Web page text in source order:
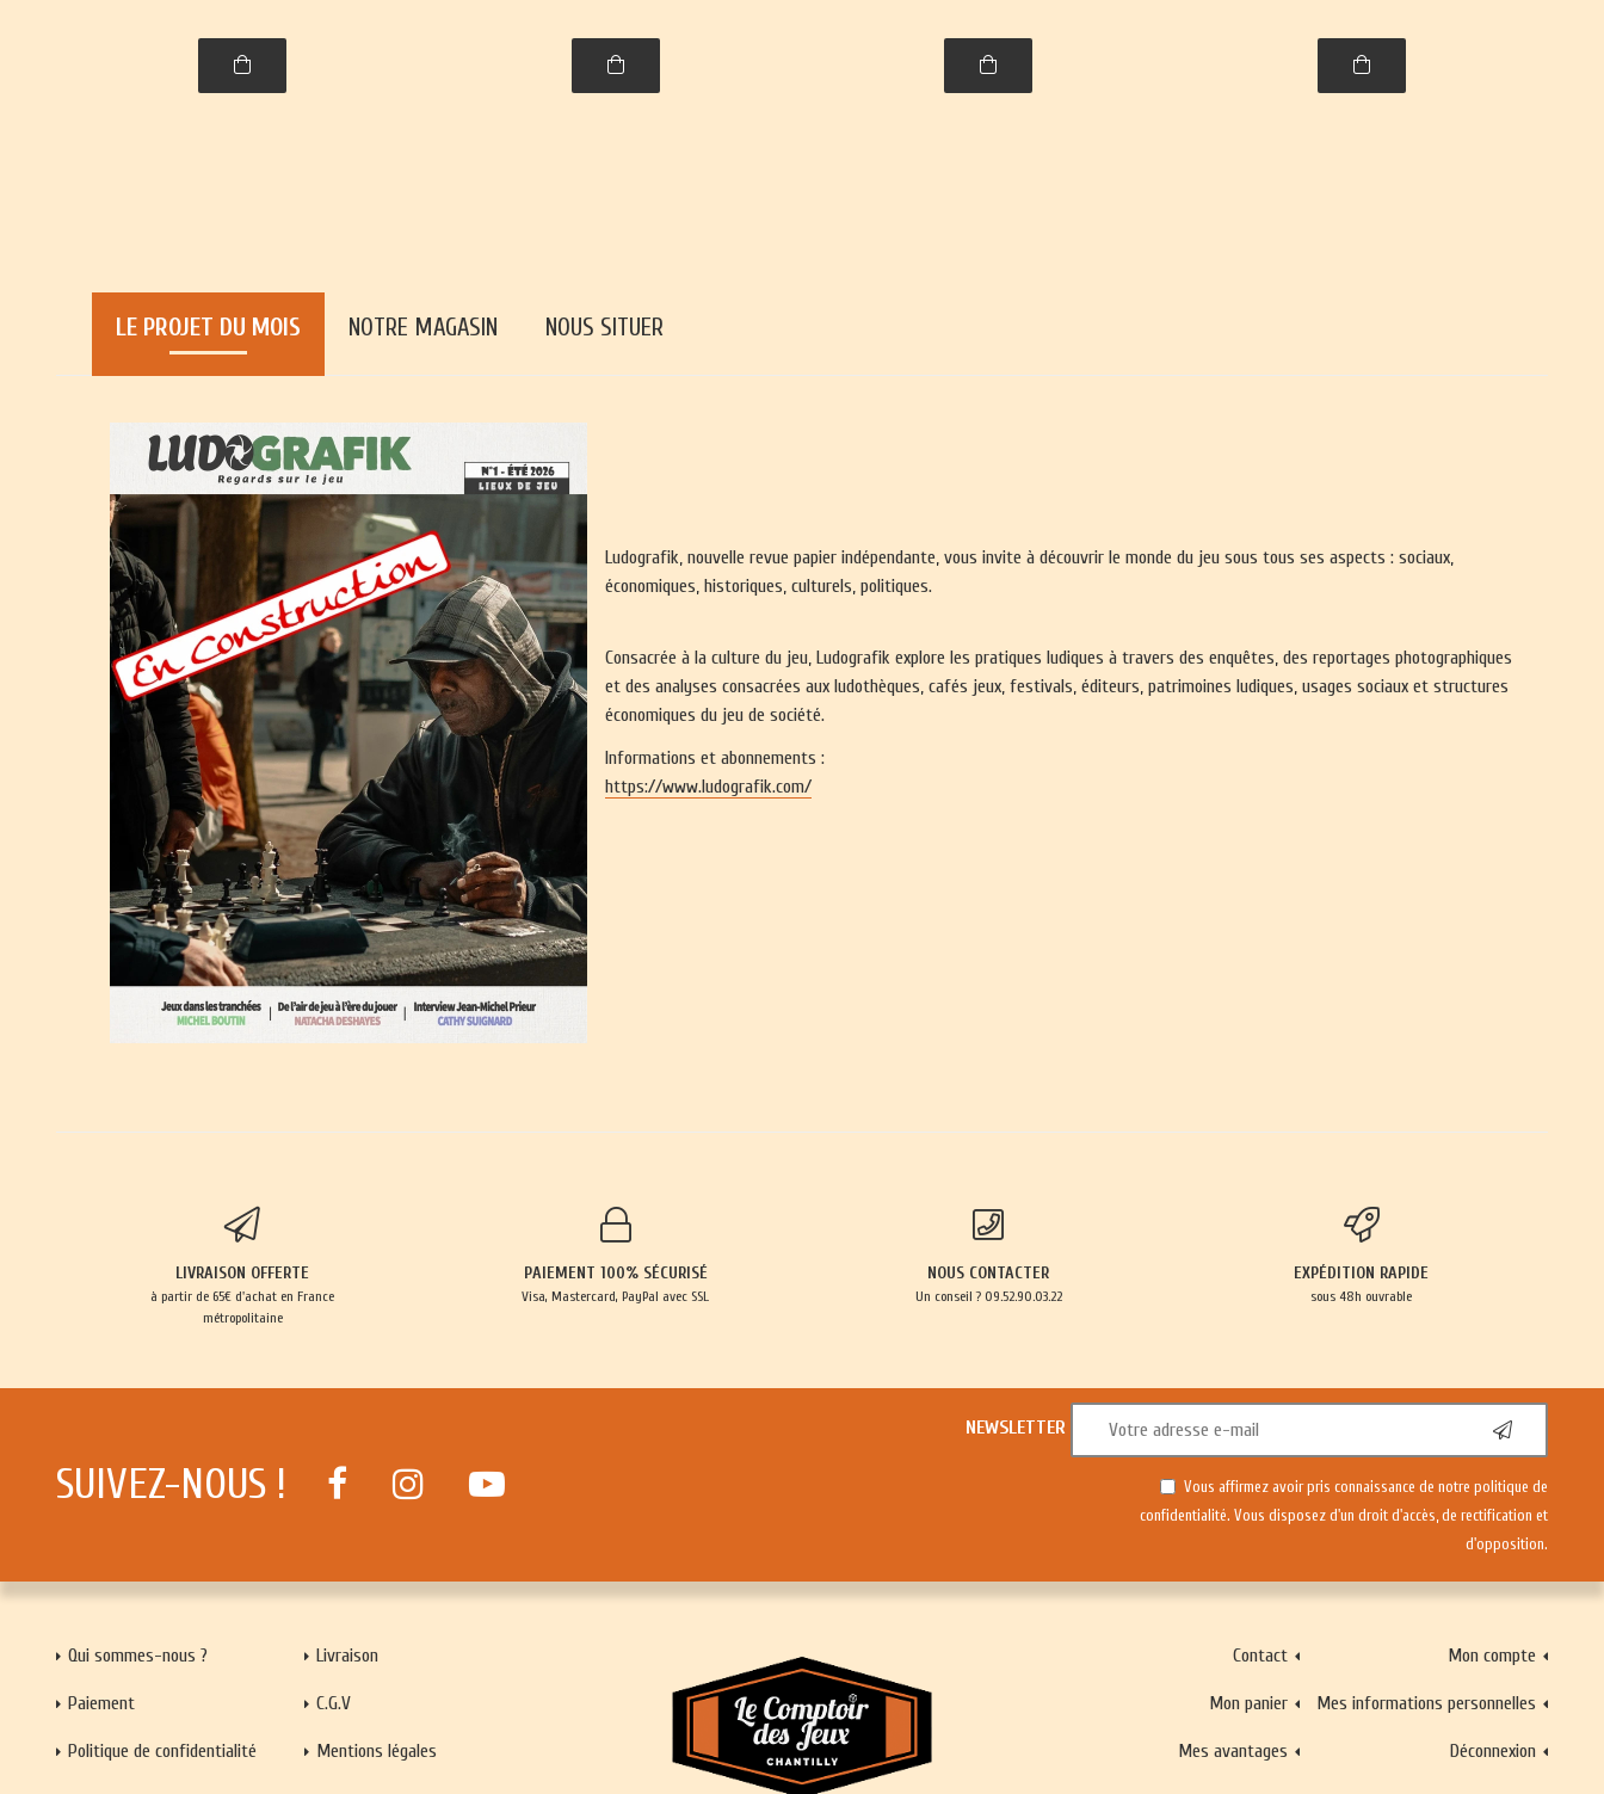
LE PROJET DU MOIS NOTRE MAGASIN NOUS SITUER
Ludografik, nouvelle revue papier indépendante, vous invite à découvrir le monde du jeu sous tous ses aspects : sociaux,
économiques, historiques, culturels, politiques.
Consacrée à la culture du jeu, Ludografik explore les pratiques ludiques à travers des enquêtes, des reportages photographiques
et des analyses consacrées aux ludothèques, cafés jeux, festivals, éditeurs, patrimoines ludiques, usages sociaux et structures
économiques du jeu de société.
Informations et abonnements :
https://www.ludografik.com/
LIVRAISON OFFERTE
à partir de 65€ d'achat en France
métropolitaine
PAIEMENT 100% SÉCURISÉ
Visa, Mastercard, PayPal avec SSL
NOUS CONTACTER
Un conseil ? 09.52.90.03.22
EXPÉDITION RAPIDE
sous 48h ouvrable
SUIVEZ-NOUS !
NEWSLETTER
Vous affirmez avoir pris connaissance de notre politique de
confidentialité. Vous disposez d'un droit d'accès, de rectification et
d'opposition.
Qui sommes-nous ? Livraison
Paiement C.G.V
Politique de confidentialité Mentions légales
Contact Mon compte
Mon panier Mes informations personnelles
Mes avantages Déconnexion